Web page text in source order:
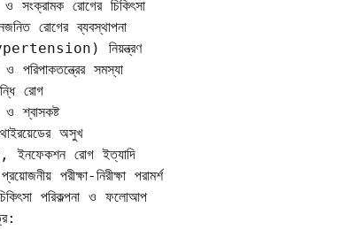
সংক্রামক রোগের চিকিৎসা
রোগের ব্যবস্থাপনা
নিয়ন্ত্রণ
পরিপাকতন্ত্রের সমস্যা
রোগ
ও শ্বাসকষ্ট
অসুখ
ইনফেকশন রোগ ইত্যাদি
পরীক্ষা-নিরীক্ষা পরামর্শ
পরিকল্পনা ও ফলোআপ